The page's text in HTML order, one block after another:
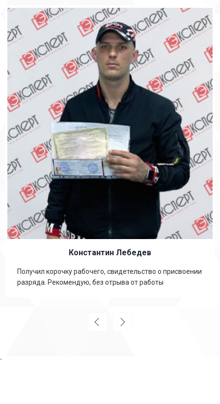
Константин Лебедев
Получил корочку рабочего, свидетельство о присвоении
разряда. Рекомендую, без отрыва от работы
`